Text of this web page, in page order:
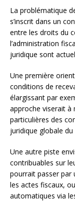
La problématique
s’inscrit dans un
entre les droits du
l’administration
juridique sont
Une première
conditions de
élargissant par
approche viserait à
particulières des
juridique globale
Une autre piste
contribuables sur
pourrait passer par
les actes fiscaux,
automatiques via